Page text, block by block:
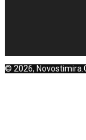
© 2026,